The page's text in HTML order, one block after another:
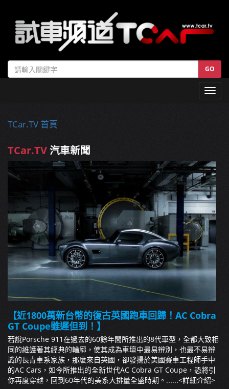
GO
TCar.TV 首頁
TCar.TV汽車新聞
【近1800萬新台幣的復古英國跑車回歸！AC Cobra
GT Coupe雖遲但到！】
若說Porsche 911在過去的60餘年間所推出的8代車型，全都大致相
同的維護著其經典的輪廓，使其成為車壇中最易辨別，也最不易辨
識的長青車系家族，那麼來自英國，卻發揚於美國賽車工程師手中
的AC Cars，如今所推出的全新世代AC Cobra GT Coupe，恐將引
你再度穿越，回到60年代的美系大排量全盛時期。......<詳細介紹>